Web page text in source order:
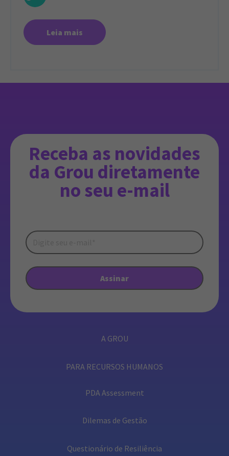
Leia mais
A GROU
PARA RECURSOS HUMANOS
PDA Assessment
Dilemas de Gestão
Questionário de Resiliência
Receba as novidades
da Grou diretamente
no seu e-mail